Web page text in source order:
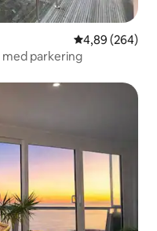
4,89 av 5 i
4,89 (264)
parkering